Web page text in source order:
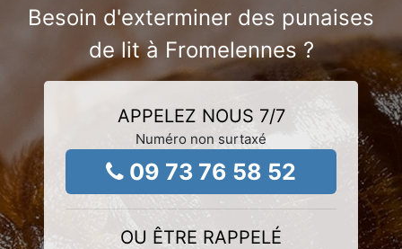
Besoin d'exterminer des punaises
de lit à Fromelennes ?
APPELEZ NOUS 7/7
Numéro non surtaxé
09 73 76 58 52
OU ÊTRE RAPPELÉ